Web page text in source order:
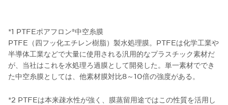
*1 PTFEポアフロン®中空糸膜
PTFE（四フッ化エチレン樹脂）製水処理膜。PTFEは化学工業や
半導体工業などで大量に使用される汎用的なプラスチック素材だ
が、当社はこれを水処理ろ過膜として開発した。単一素材ででき
た中空糸膜としては、他素材膜対比8～10倍の強度がある。
*2 PTFEは本来疎水性が強く、膜蒸留用途ではこの性質を活用し